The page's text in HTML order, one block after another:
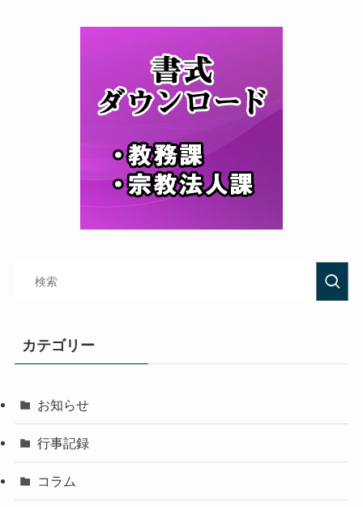
カテゴリー
お知らせ
行事記録
コラム